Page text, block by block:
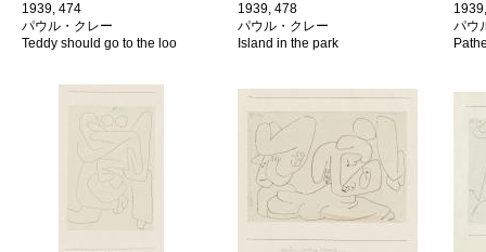
1939, 474
パウル・クレー
Teddy should go to the loo
1939, 478
パウル・クレー
Island in the park
パウ